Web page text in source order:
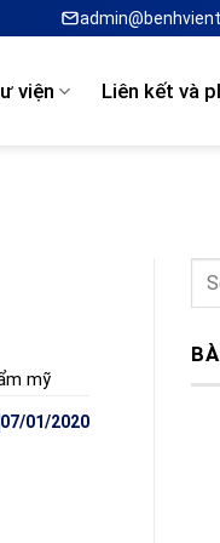
viện Liên kết và
mỹ
07/01/2020